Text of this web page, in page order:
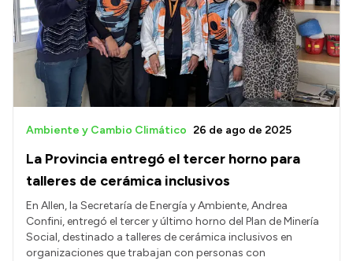
La Provincia entregó el tercer horno para
talleres de cerámica inclusivos
Ambiente y Cambio Climático 26 de ago de 2025
En Allen, la Secretaría de Energía y Ambiente, Andrea
Confini, entregó el tercer y último horno del Plan de Minería
Social, destinado a talleres de cerámica inclusivos en
organizaciones que trabajan con personas con